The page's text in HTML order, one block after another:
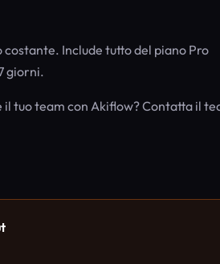
Include tutto del piano Pro
giorni.
tuo team con Akiflow? Contatta il